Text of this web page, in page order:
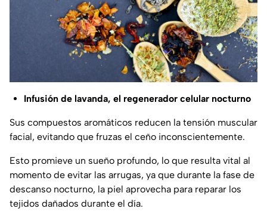
Infusión de lavanda, el regenerador celular nocturno
Sus compuestos aromáticos reducen la tensión muscular
facial, evitando que fruzas el ceño inconscientemente.
Esto promieve un sueño profundo, lo que resulta vital al
momento de evitar las arrugas, ya que durante la fase de
descanso nocturno, la piel aprovecha para reparar los
tejidos dañados durante el día.